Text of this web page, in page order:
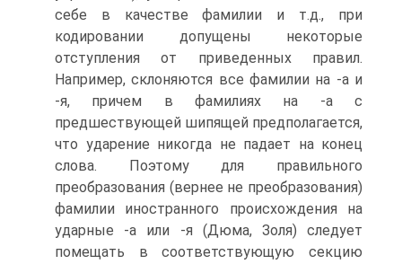
себе в качестве фамилии и т.д., при
кодировании допущены некоторые
отступления от приведенных правил.
Например, склоняются все фамилии на -а и
-я, причем в фамилиях на -а с
предшествующей шипящей предполагается,
что ударение никогда не падает на конец
слова. Поэтому для правильного
преобразования (вернее не преобразования)
фамилии иностранного происхождения на
ударные -а или -я (Дюма, Золя) следует
помещать в соответствующую секцию